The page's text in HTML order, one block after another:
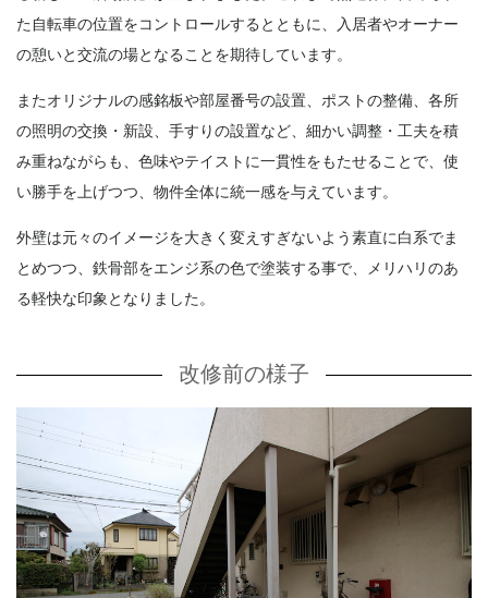
た自転車の位置をコントロールするとともに、入居者やオーナー
の憩いと交流の場となることを期待しています。
またオリジナルの感銘板や部屋番号の設置、ポストの整備、各所
の照明の交換・新設、手すりの設置など、細かい調整・工夫を積
み重ねながらも、色味やテイストに一貫性をもたせることで、使
い勝手を上げつつ、物件全体に統一感を与えています。
外壁は元々のイメージを大きく変えすぎないよう素直に白系でま
とめつつ、鉄骨部をエンジ系の色で塗装する事で、メリハリのあ
る軽快な印象となりました。
改修前の様子